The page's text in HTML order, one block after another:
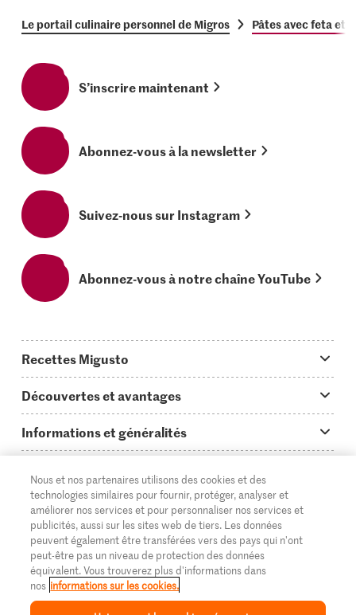
Le portail culinaire personnel de Migros Pâtes avec feta et
S’inscrire maintenant
Abonnez-vous à la newsletter
Suivez-nous sur Instagram
Abonnez-vous à notre chaîne YouTube
Recettes Migusto
Idées de menus
Plats principaux
Simple & vite prêt
Apéritif
Préparations au four
Enfants & famille
Découvertes et avantages
On en parle...
Tutoriels
Glossaire des ingrédients
Login Migusto
Magazine Migusto
Informations et généralités
Questions concernant Migusto
Cuisiner avec Migusto
Service clientèle & contact
Publicité
Impressum
Supermarché
Migros Online
À propos de Migros
Magasins
© 2026 La Fédération des coopératives Migros
DE FR IT
Nous et nos partenaires utilisons des cookies et des
technologies similaires pour fournir, protéger, analyser et
améliorer nos services et pour personnaliser nos services et
publicités, aussi sur les sites web de tiers. Les données
peuvent également être transférées vers des pays qui n'ont
peut-être pas un niveau de protection des données
équivalent. Vous trouverez plus d'informations dans
nos informations sur les cookies.